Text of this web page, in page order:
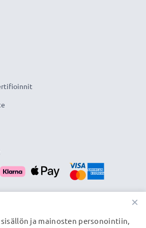
tarjoaa laadukkaita tuotteita, ja
takuun!
×
ja mainosten personointiin,